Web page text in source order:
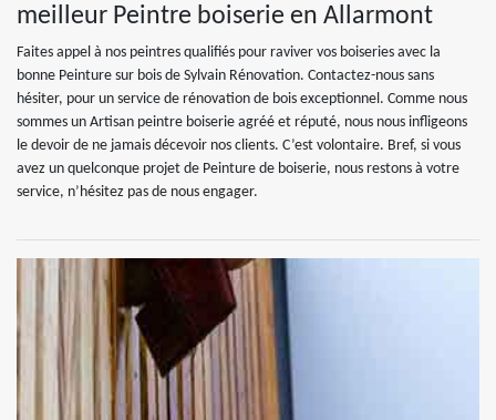
meilleur Peintre boiserie en Allarmont
Faites appel à nos peintres qualifiés pour raviver vos boiseries avec la
bonne Peinture sur bois de Sylvain Rénovation. Contactez-nous sans
hésiter, pour un service de rénovation de bois exceptionnel. Comme nous
sommes un Artisan peintre boiserie agréé et réputé, nous nous infligeons
le devoir de ne jamais décevoir nos clients. C’est volontaire. Bref, si vous
avez un quelconque projet de Peinture de boiserie, nous restons à votre
service, n’hésitez pas de nous engager.